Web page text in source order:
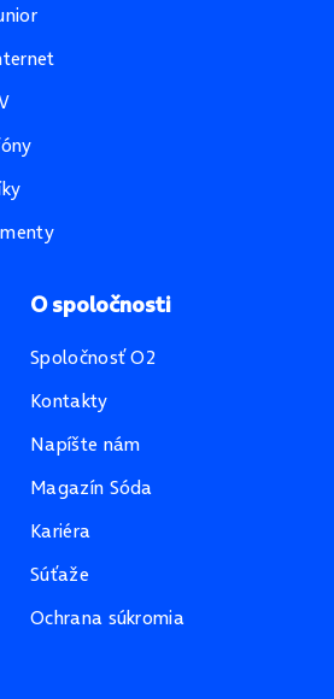
O spoločnosti
Spoločnosť O2
Kontakty
Napíšte nám
Magazín Sóda
Kariéra
Súťaže
Ochrana súkromia